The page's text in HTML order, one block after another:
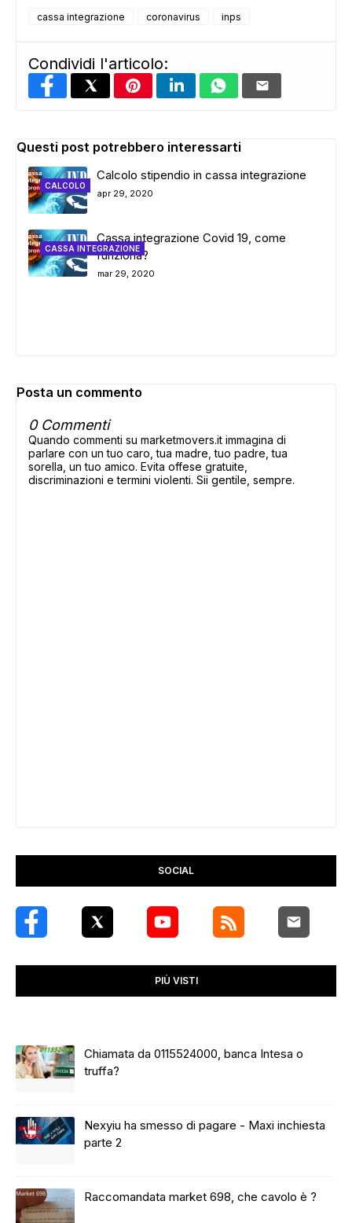
cassa integrazione coronavirus inps
Condividi l'articolo:
Questi post potrebbero interessarti
CALCOLO
Calcolo stipendio in cassa integrazione
apr 29, 2020
CASSA INTEGRAZIONE
Cassa integrazione Covid 19, come
funziona?
mar 29, 2020
Posta un commento
0 Commenti
Quando commenti su marketmovers.it immagina di
parlare con un tuo caro, tua madre, tuo padre, tua
sorella, un tuo amico. Evita offese gratuite,
discriminazioni e termini violenti. Sii gentile, sempre.
SOCIAL
PIÙ VISTI
Chiamata da 0115524000, banca Intesa o
truffa?
Nexyiu ha smesso di pagare - Maxi inchiesta
parte 2
Raccomandata market 698, che cavolo è ?